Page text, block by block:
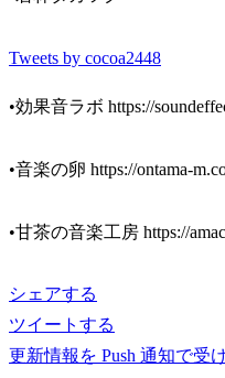
Tweets by cocoa2448
•効果音ラボ https://
•音楽の卵 https://ontama-
•甘茶の音楽工房 https://
シェアする
ツイートする
更新情報を Push 通知で受